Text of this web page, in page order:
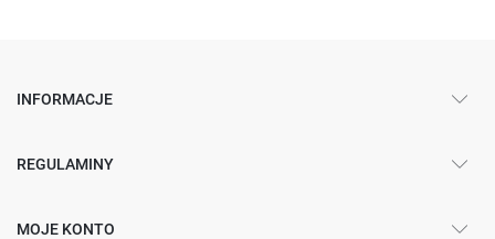
INFORMACJE
REGULAMINY
MOJE KONTO